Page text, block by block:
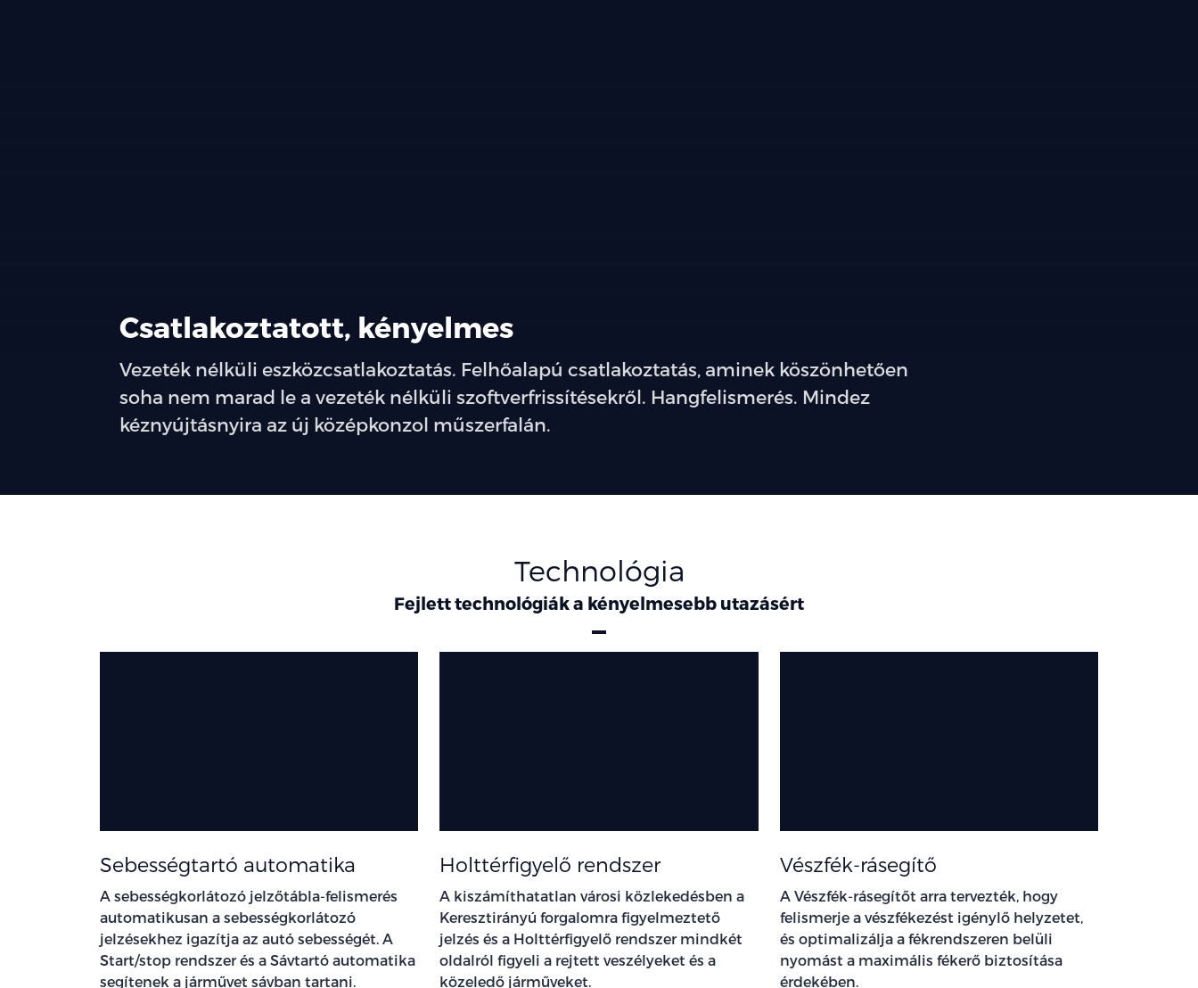
Csatlakoztatott, kényelmes
Vezeték nélküli eszközcsatlakoztatás. Felhőalapú csatlakoztatás, aminek köszönhetően
soha nem marad le a vezeték nélküli szoftverfrissítésekről. Hangfelismerés. Mindez
kéznyújtásnyira az új középkonzol műszerfalán.
Technológia
Fejlett technológiák a kényelmesebb utazásért
Sebességtartó automatika
A sebességkorlátozó jelzőtábla-felismerés
automatikusan a sebességkorlátozó
jelzésekhez igazítja az autó sebességét. A
Start/stop rendszer és a Sávtartó automatika
segítenek a járművet sávban tartani.
Holttérfigyelő rendszer
A kiszámíthatatlan városi közlekedésben a
Keresztirányú forgalomra figyelmeztető
jelzés és a Holttérfigyelő rendszer mindkét
oldalról figyeli a rejtett veszélyeket és a
közeledő járműveket.
Vészfék-rásegítő
A Vészfék-rásegítőt arra tervezték, hogy
felismerje a vészfékezést igénylő helyzetet,
és optimalizálja a fékrendszeren belüli
nyomást a maximális fékerő biztosítása
érdekében.